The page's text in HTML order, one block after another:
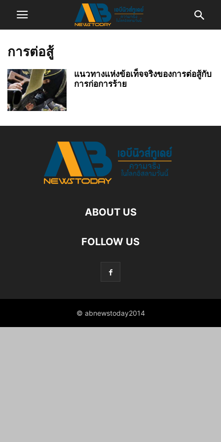
การต่อสู้
แนวทางแห่งข้อเท็จจริงของการต่อสู้กับ
การก่อการร้าย
ABOUT US
FOLLOW US
© abnewstoday2014